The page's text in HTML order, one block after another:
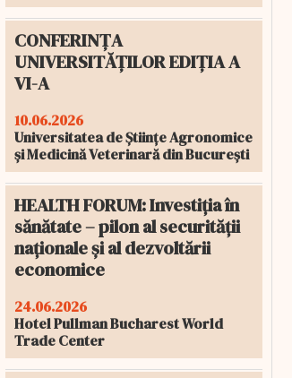
CONFERINȚA
UNIVERSITĂȚILOR EDIȚIA A
VI-A
10.06.2026
Universitatea de Științe Agronomice
și Medicină Veterinară din București
HEALTH FORUM: Investiția în
sănătate – pilon al securității
naționale și al dezvoltării
economice
24.06.2026
Hotel Pullman Bucharest World
Trade Center